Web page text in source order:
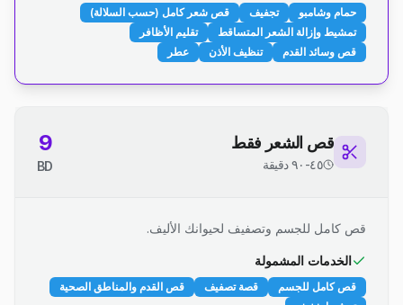
حمام وشامبو تجفيف
قص شعر كامل (حسب السلالة)
تمشيط وإزالة الشعر المتساقط
تقليم الأظافر
قص وسائد القدم
تنظيف الأذن عطر
قص الشعر فقط
٤٥-٩٠ دقيقة
9
BD
قص كامل للجسم وتصفيف لحيوانك الأليف.
الخدمات المشمولة
قص كامل للجسم قصة تصفيف
قص القدم والمناطق الصحية